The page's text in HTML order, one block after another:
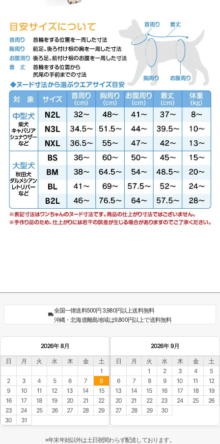
全国一律送料500円 3,980円以上送料無料
沖縄・北海道離島地域は9,800円以上で送料無料
2026年 8月
日 月 火 水 木 金
土
1
2
3 4 5 6 7
8
9
10 11 12 13 14
15
16
17 18 19 20 21
22
23
24 25 26 27 28
29
30
31
2026年 9月
日 月 火 水 木 金
土
1
2 3 4
5
6
7 8 9 10 11
12
13
14 15 16 17 18
19
20
21 22 23 24 25
26
27
28 29 30
※年末年始以外は土日祝関わらず配送しております。